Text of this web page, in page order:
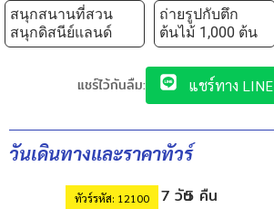
สนุกสนานที่สวน
สนุกดิสนีย์แลนด์
ถ่ายรูปกับตึก
ต้นไม้ 1,000 ต้น
แชร์ไว้กันลืม: แชร์ทาง LINE
วันเดินทางและราคาทัวร์
ทัวร์รหัส: 12100 7 วัน5 คืน